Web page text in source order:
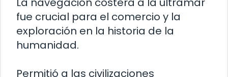
fue crucial para el comercio y la
exploración en la historia de la
humanidad.
Permitió a las civilizaciones